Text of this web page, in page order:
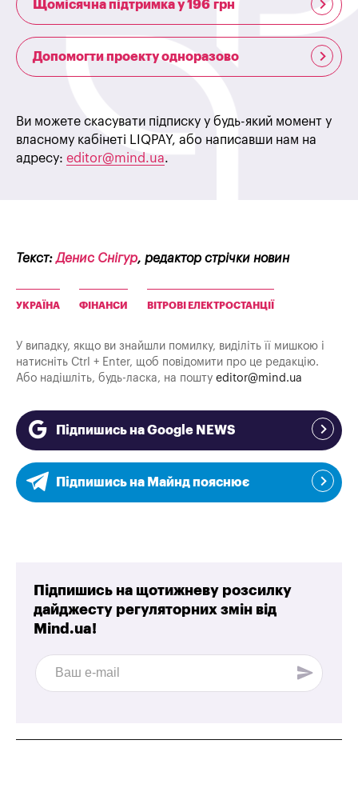
Щомісячна підтримка у 196 грн
Допомогти проекту одноразово
Ви можете скасувати підписку у будь-який момент у
власному кабінеті LIQPAY, або написавши нам на
адресу: editor@mind.ua.
Текст:Денис Снігур, редактор стрічки новин
УКРАЇНА ФІНАНСИ ВІТРОВІ ЕЛЕКТРОСТАНЦІЇ
У випадку, якщо ви знайшли помилку, виділіть її мишкою і
натисніть Ctrl + Enter, щоб повідомити про це редакцію.
Або надішліть, будь-ласка, на пошту editor@mind.ua
Підпишись на Google NEWS
Підпишись на Майнд пояснює
Підпишись на щотижневу розсилку
дайджесту регуляторних змін від
Mind.ua!